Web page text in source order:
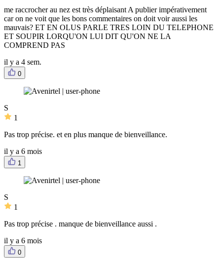
me raccrocher au nez est très déplaisant A publier impérativement
car on ne voit que les bons commentaires on doit voir aussi les
mauvais? ET EN OLUS PARLE TRES LOIN DU TELEPHONE
ET SOUPIR LORQU'ON LUI DIT QU'ON NE LA
COMPREND PAS
il y a 4 sem.
0
S
1
Pas trop précise. et en plus manque de bienveillance.
il y a 6 mois
1
S
1
Pas trop précise . manque de bienveillance aussi .
il y a 6 mois
0